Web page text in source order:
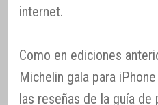
internet.
Como en ediciones
Michelin gala para
las reseñas de la guía de